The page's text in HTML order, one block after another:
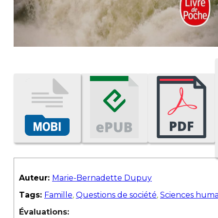
Auteur: Marie-Bernadette Dupuy
Tags: Famille, Questions de société, Sciences
Évaluations: